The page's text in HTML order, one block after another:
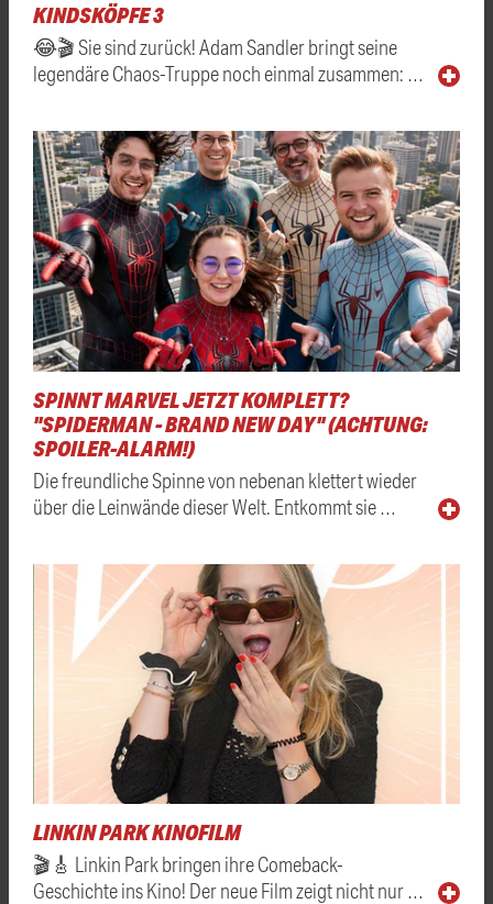
KINDSKÖPFE 3
😂🎬 Sie sind zurück! Adam Sandler bringt seine
legendäre Chaos-Truppe noch einmal zusammen: …
SPINNT MARVEL JETZT KOMPLETT?
"SPIDERMAN - BRAND NEW DAY" (ACHTUNG:
SPOILER-ALARM!)
Die freundliche Spinne von nebenan klettert wieder
über die Leinwände dieser Welt. Entkommt sie …
LINKIN PARK KINOFILM
🎬🎸 Linkin Park bringen ihre Comeback-
Geschichte ins Kino! Der neue Film zeigt nicht nur …